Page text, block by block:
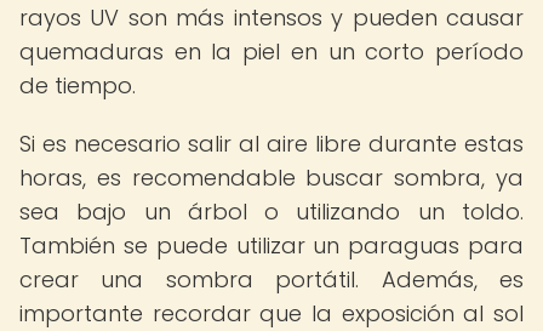
rayos UV son más intensos y pueden causar
quemaduras en la piel en un corto período
de tiempo.
Si es necesario salir al aire libre durante estas
horas, es recomendable buscar sombra, ya
sea bajo un árbol o utilizando un toldo.
También se puede utilizar un paraguas para
crear una sombra portátil. Además, es
importante recordar que la exposición al sol